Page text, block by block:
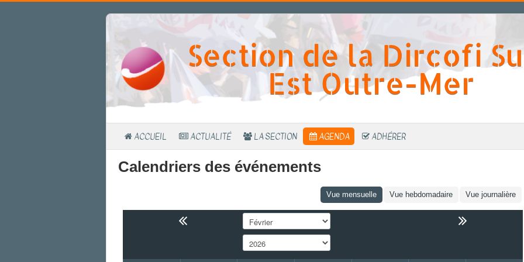
Section de la Dircofi
Est Outre-Mer
ACCUEIL ACTUALITÉ LA SECTION AGENDA ADHÉRER
Calendriers des événements
Vue mensuelle Vue hebdomadaire Vue journalière